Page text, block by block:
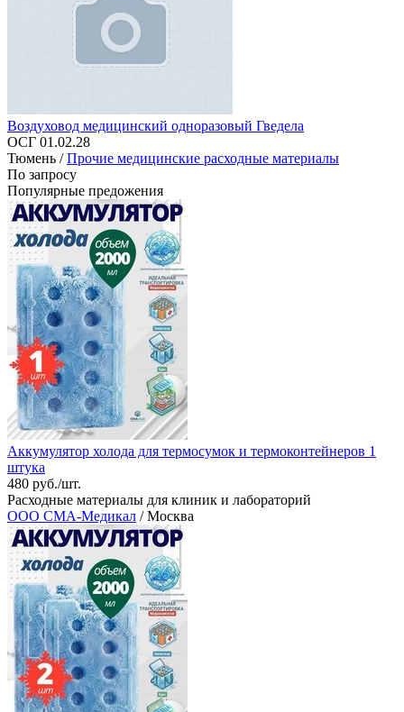
Воздуховод медицинский одноразовый Гведела
ОСГ 01.02.28
Тюмень /Прочие медицинские расходные материалы
По запросу
Популярные предожения
Аккумулятор холода для термосумок и термоконтейнеров 1
штука
480 руб./шт.
Расходные материалы для клиник и лабораторий
ООО СМА-Медикал / Москва